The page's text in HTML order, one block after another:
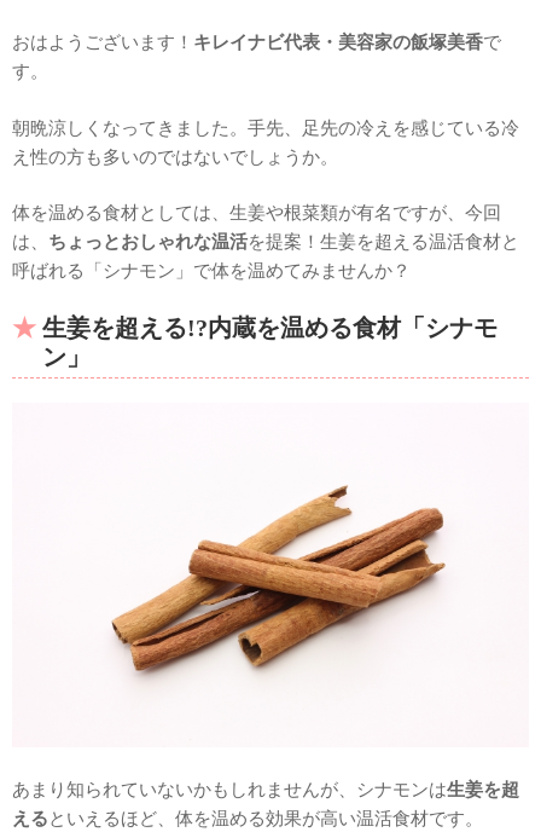
おはようございます！ キレイナビ代表・美容家の飯塚美香で
す。
朝晩涼しくなってきました。手先、足先の冷えを感じている冷
え性の方も多いのではないでしょうか。
体を温める食材としては、生姜や根菜類が有名ですが、今回
は、 ちょっとおしゃれな温活を提案！生姜を超える温活食材と
呼ばれる「シナモン」で体を温めてみませんか？
生姜を超える!?内蔵を温める食材「シナモ
ン」
あまり知られていないかもしれませんが、シナモンは生姜を超
えるといえるほど、体を温める効果が高い温活食材です。